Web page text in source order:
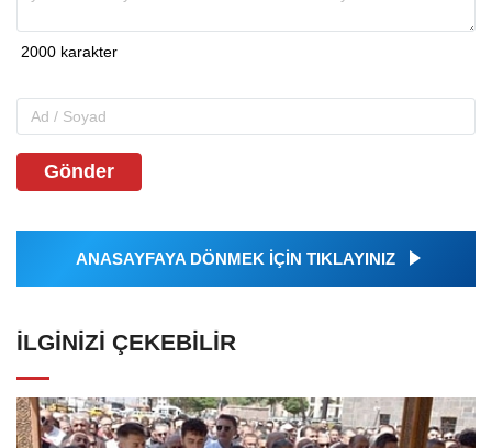
Gönder
ANASAYFAYA DÖNMEK İÇİN TIKLAYINIZ
İLGINIZI ÇEKEBILIR